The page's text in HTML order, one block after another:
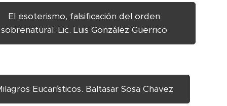
El esoterismo, falsificación del orden
sobrenatural. Lic. Luis González Guerrico
Eucarísticos. Baltasar Sosa Chavez